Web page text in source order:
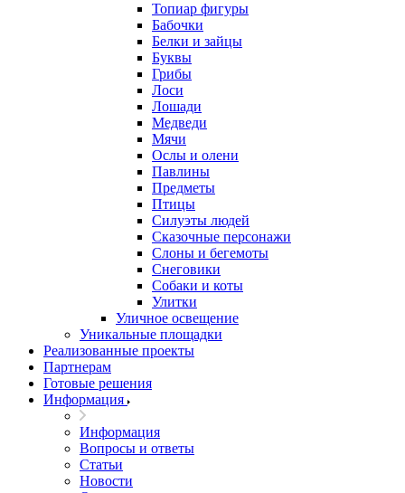
Топиар фигуры
Бабочки
Белки и зайцы
Буквы
Грибы
Лоси
Лошади
Медведи
Мячи
Ослы и олени
Павлины
Предметы
Птицы
Силуэты людей
Сказочные персонажи
Слоны и бегемоты
Снеговики
Собаки и коты
Улитки
Уличное освещение
Уникальные площадки
Реализованные проекты
Партнерам
Готовые решения
Информация
Информация
Вопросы и ответы
Статьи
Новости